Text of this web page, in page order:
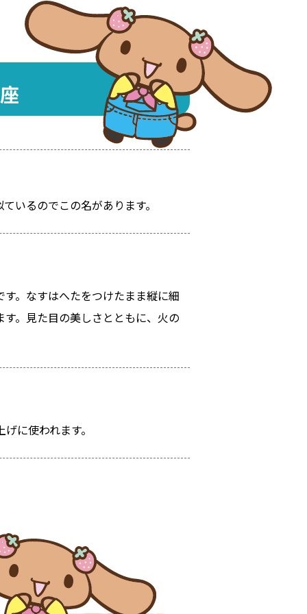
いるのでこの名があります。
。なすはへたをつけたまま縦に細
。見た目の美しさとともに、火の
に使われます。